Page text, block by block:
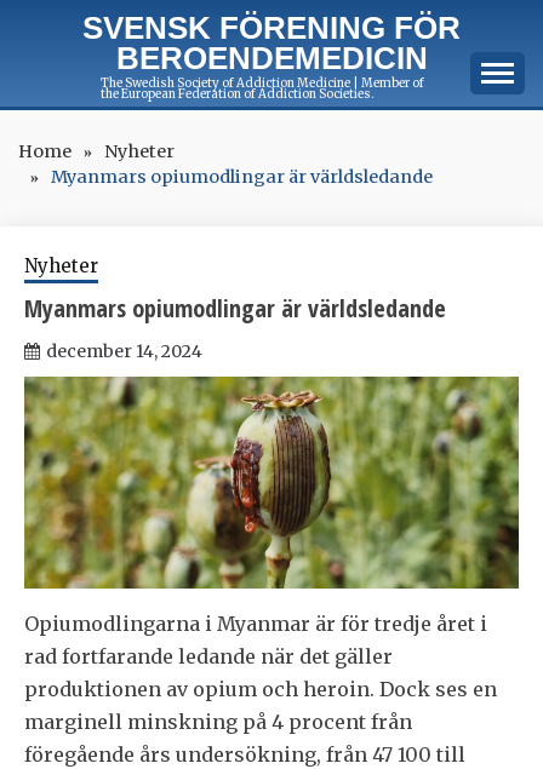
SVENSK FÖRENING FÖR
BEROENDEMEDICIN
The Swedish Society of Addiction Medicine | Member of
the European Federation of Addiction Societies.
Home
Nyheter
Myanmars opiumodlingar är världsledande
Nyheter
Myanmars opiumodlingar är världsledande
december 14, 2024
Opiumodlingarna i Myanmar är för tredje året i
rad fortfarande ledande när det gäller
produktionen av opium och heroin. Dock ses en
marginell minskning på 4 procent från
föregående års undersökning, från 47 100 till